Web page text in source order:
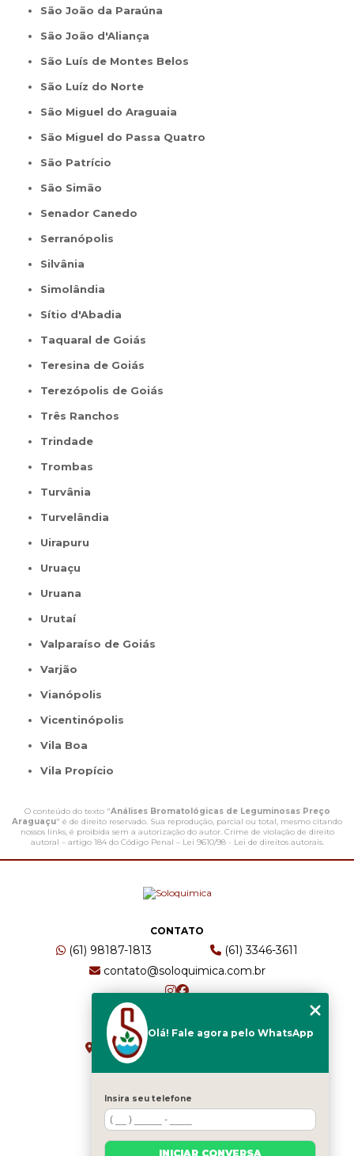
São João da Paraúna
São João d'Aliança
São Luís de Montes Belos
São Luíz do Norte
São Miguel do Araguaia
São Miguel do Passa Quatro
São Patrício
São Simão
Senador Canedo
Serranópolis
Silvânia
Simolândia
Sítio d'Abadia
Taquaral de Goiás
Teresina de Goiás
Terezópolis de Goiás
Três Ranchos
Trindade
Trombas
Turvânia
Turvelândia
Uirapuru
Uruaçu
Uruana
Urutaí
Valparaíso de Goiás
Varjão
Vianópolis
Vicentinópolis
Vila Boa
Vila Propício
O conteúdo do texto "Análises Bromatológicas de Leguminosas Preço
Araguaçu" é de direito reservado. Sua reprodução, parcial ou total, mesmo citando
nossos links, é proibida sem a autorização do autor. Crime de violação de direito
autoral – artigo 184 do Código Penal – Lei 9610/98 - Lei de direitos autorais.
CONTATO
(61) 98187-1813
(61) 3346-3611
contato@soloquimica.com.br
ENDEREÇO
CRS 511 Sul, Bl B, Sl 49 - Asa Sul
Brasília - DF - CEP: 70361-520
HOME
EMPRESA
Olá! Fale agora pelo WhatsApp
Insira seu telefone
INICIAR CONVERSA